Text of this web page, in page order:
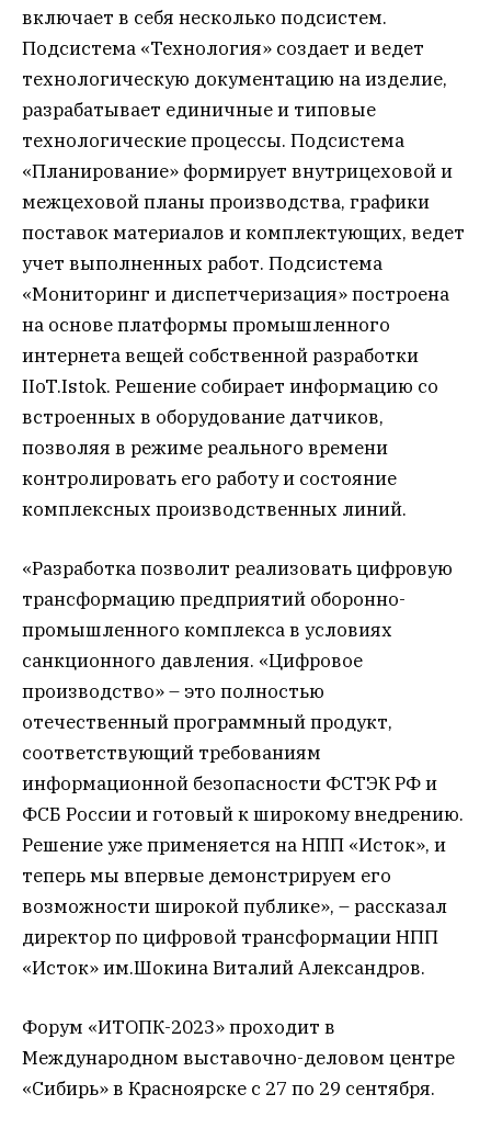
включает в себя несколько подсистем.
Подсистема «Технология» создает и ведет
технологическую документацию на изделие,
разрабатывает единичные и типовые
технологические процессы. Подсистема
«Планирование» формирует внутрицеховой и
межцеховой планы производства, графики
поставок материалов и комплектующих, ведет
учет выполненных работ. Подсистема
«Мониторинг и диспетчеризация» построена
на основе платформы промышленного
интернета вещей собственной разработки
IIoT.Istok. Решение собирает информацию со
встроенных в оборудование датчиков,
позволяя в режиме реального времени
контролировать его работу и состояние
комплексных производственных линий.
«Разработка позволит реализовать цифровую
трансформацию предприятий оборонно-
промышленного комплекса в условиях
санкционного давления. «Цифровое
производство» – это полностью
отечественный программный продукт,
соответствующий требованиям
информационной безопасности ФСТЭК РФ и
ФСБ России и готовый к широкому внедрению.
Решение уже применяется на НПП «Исток», и
теперь мы впервые демонстрируем его
возможности широкой публике», – рассказал
директор по цифровой трансформации НПП
«Исток» им.Шокина Виталий Александров.
Форум «ИТОПК-2023» проходит в
Международном выставочно-деловом центре
«Сибирь» в Красноярске с 27 по 29 сентября.